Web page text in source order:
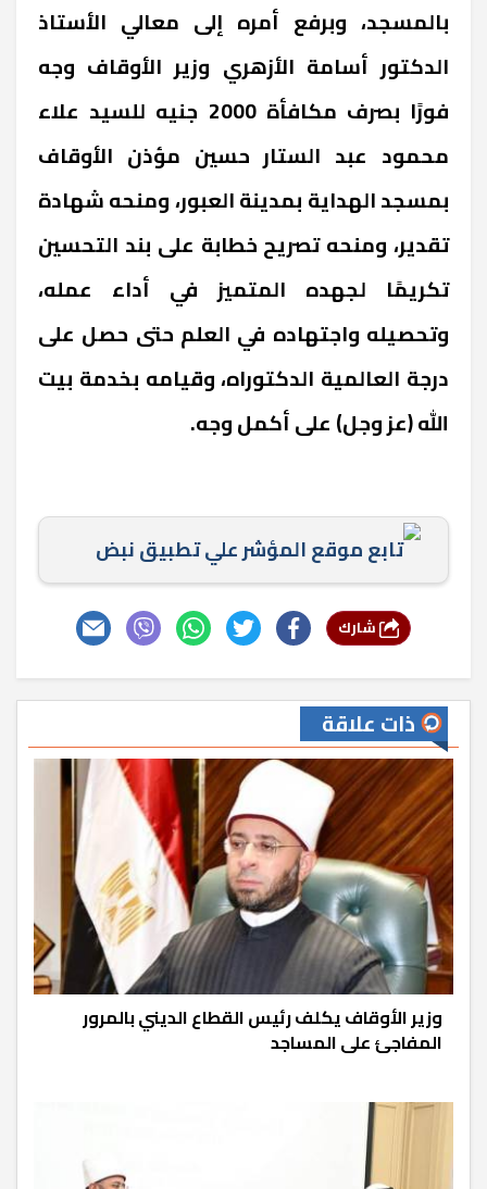
بالمسجد، وبرفع أمره إلى معالي الأستاذ
الدكتور أسامة الأزهري وزير الأوقاف وجه
فورًا بصرف مكافأة 2000 جنيه للسيد علاء
محمود عبد الستار حسين مؤذن الأوقاف
بمسجد الهداية بمدينة العبور، ومنحه شهادة
تقدير، ومنحه تصريح خطابة على بند التحسين
تكريمًا لجهده المتميز في أداء عمله،
وتحصيله واجتهاده في العلم حتى حصل على
درجة العالمية الدكتوراه، وقيامه بخدمة بيت
الله (عز وجل) على أكمل وجه.
تابع موقع المؤشر علي تطبيق نبض
ذات علاقة
وزير الأوقاف يكلف رئيس القطاع الديني بالمرور
المفاجئ على المساجد